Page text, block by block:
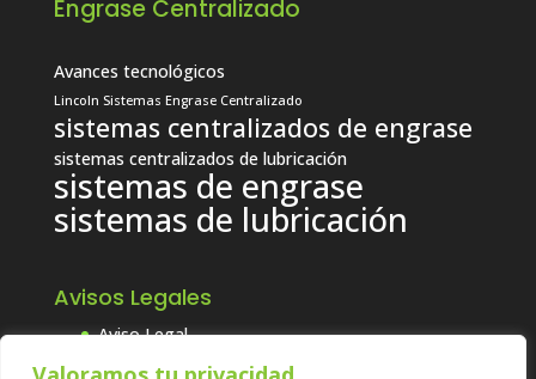
Engrase Centralizado
Avances tecnológicos
Lincoln Sistemas Engrase Centralizado
sistemas centralizados de engrase
sistemas centralizados de lubricación
sistemas de engrase
sistemas de lubricación
Avisos Legales
Aviso Legal
Política de Calidad, Seguridad y